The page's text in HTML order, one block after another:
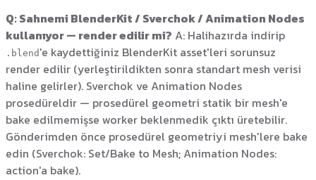
Q: Sahnemi BlenderKit / Sverchok / Animation Nodes
kullanıyor — render edilir mi? A: Halihazırda indirip
.blend 'e kaydettiğiniz BlenderKit asset'leri sorunsuz
render edilir (yerleştirildikten sonra standart mesh verisi
haline gelirler). Sverchok ve Animation Nodes
prosedüreldir — prosedürel geometri statik bir mesh'e
bake edilmemişse worker beklenmedik çıktı üretebilir.
Gönderimden önce prosedürel geometriyi mesh'lere bake
edin (Sverchok: Set/Bake to Mesh; Animation Nodes:
action'a bake).